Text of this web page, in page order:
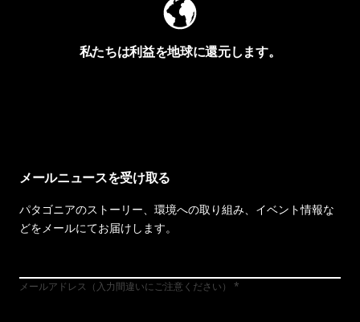
私たちは利益を地球に還元します。
メールニュースを受け取る
パタゴニアのストーリー、環境への取り組み、イベント情報な
どをメールにてお届けします。
メールアドレス（入力間違いにご注意ください）